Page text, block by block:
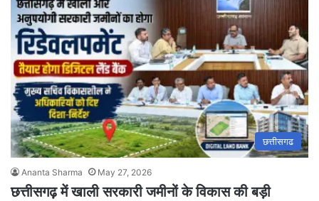
छत्तीसगढ
Ananta Sharma May 27, 2026
छत्तीसगढ़ में खाली सरकारी जमीनों के विकास की बड़ी